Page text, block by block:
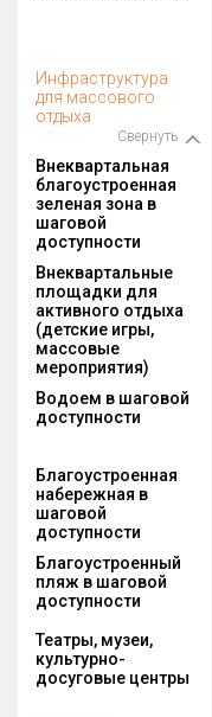
Инфраструктура
для массового
отдыха
Свернуть
Внеквартальная
благоустроенная
зеленая зона в
шаговой
доступности
Внеквартальные
площадки для
активного отдыха
(детские игры,
массовые
мероприятия)
Водоем в шаговой
доступности
Благоустроенная
набережная в
шаговой
доступности
Благоустроенный
пляж в шаговой
доступности
Театры, музеи,
культурно-
досуговые центры